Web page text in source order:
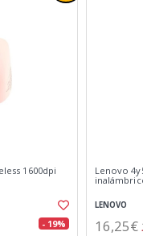
1600dpi
- 19%
Lenovo
LENOVO
16,25€